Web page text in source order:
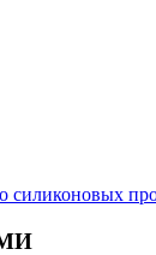
силиконовых